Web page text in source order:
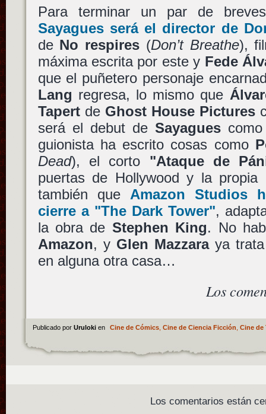
Para terminar un par de
Sayaguesserá el director de
de No respires (Don’t Breathe),
máxima escrita por este y Fede
que el puñetero personaje
Lang regresa, lo mismo que
Tapertde Ghost House Pictures
será el debut de Sayaguescomo
guionista ha escrito cosas como
Dead), el corto "Ataque de
puertas de Hollywood y la propia
también que Amazon Studios
cierre a "The Dark Tower",
la obra de Stephen King. No
Amazon, y Glen Mazzaraya trata
en alguna otra casa…
Los
Publicado por Uruloki en Cine de Cómics, Cine de Ciencia Ficción Cine de
Los comentarios están